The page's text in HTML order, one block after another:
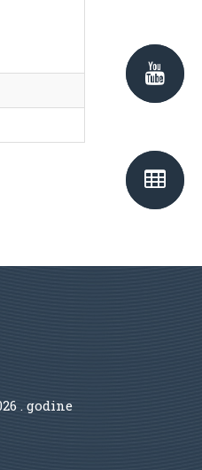
. godine